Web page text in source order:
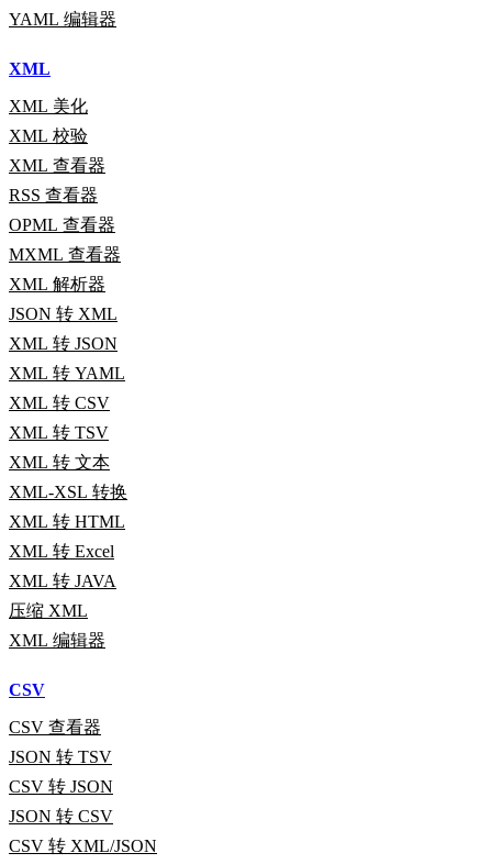
YAML 编辑器
XML
XML 美化
XML 校验
XML 查看器
RSS 查看器
OPML 查看器
MXML 查看器
XML 解析器
JSON 转 XML
XML 转 JSON
XML 转 YAML
XML 转 CSV
XML 转 TSV
XML 转 文本
XML-XSL 转换
XML 转 HTML
XML 转 Excel
XML 转 JAVA
压缩 XML
XML 编辑器
CSV
CSV 查看器
JSON 转 TSV
CSV 转 JSON
JSON 转 CSV
CSV 转 XML/JSON